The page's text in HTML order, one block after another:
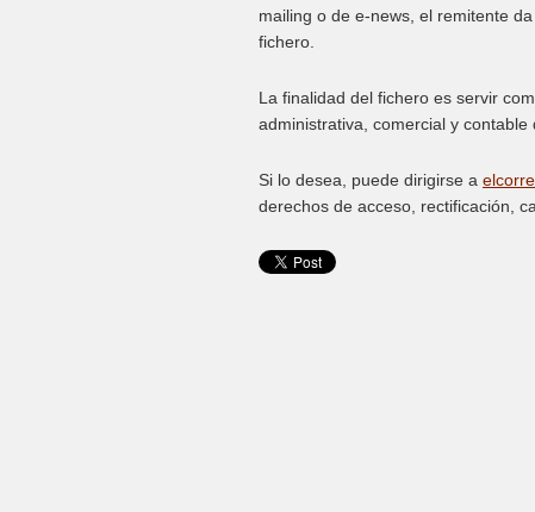
mailing o de e-news, el remitente
fichero.
La finalidad del fichero es servir
administrativa, comercial y contable
Si lo desea, puede dirigirse a
derechos de acceso, rectificación,